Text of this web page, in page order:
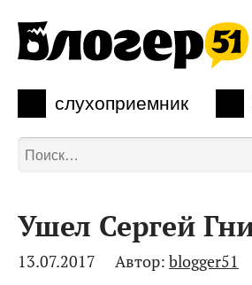
слухоприемник
Ушел Сергей
13.07.2017 Автор: blogger51